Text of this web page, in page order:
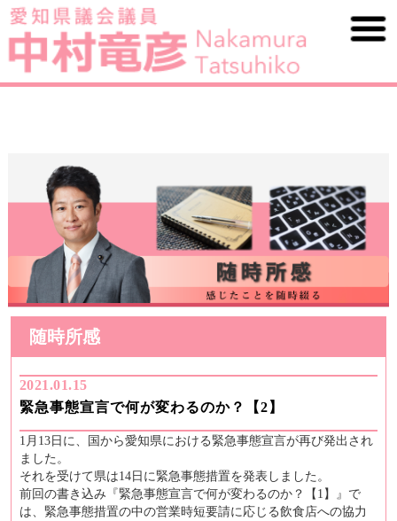
随時所感
2021.01.15
緊急事態宣言で何が変わるのか？【2】
1月13日に、国から愛知県における緊急事態宣言が再び発出され
ました。
それを受けて県は14日に緊急事態措置を発表しました。
前回の書き込み『緊急事態宣言で何が変わるのか？【1】』で
は、緊急事態措置の中の営業時短要請に応じる飲食店への協力